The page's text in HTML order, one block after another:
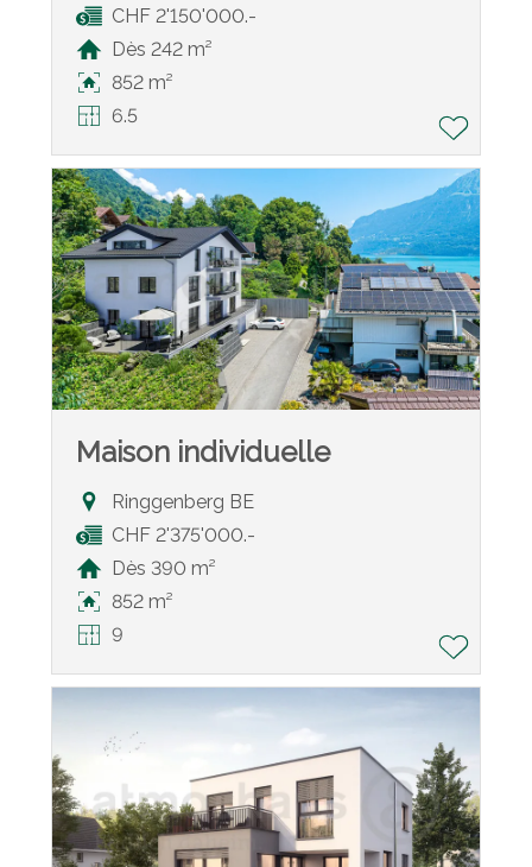
CHF 2'150'000.-
Dès 242 m²
852 m²
6.5
Maison individuelle
Ringgenberg BE
CHF 2'375'000.-
Dès 390 m²
852 m²
9